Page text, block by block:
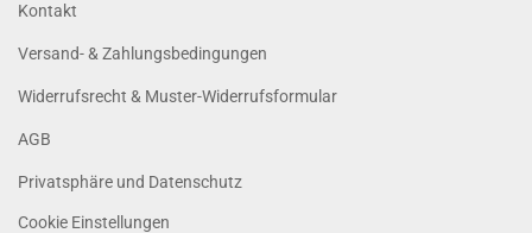
Kontakt
Versand- & Zahlungsbedingungen
Widerrufsrecht & Muster-Widerrufsformular
AGB
Privatsphäre und Datenschutz
Cookie Einstellungen